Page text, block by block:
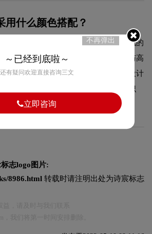
用什么颜色搭配？
用的色彩方案充分契合了其在品牌领域的
的黑白灰极简配色，突出品牌的质感与高
种色彩选择既传递了品牌的极简现代设计
目标受众，使标志具有较强的视觉辨识
志logo图片:
8986.html 转载时请注明出处为诗宸标志
不再弹出
～已经到底啦～
还有疑问欢迎直接咨询三文
立即咨询